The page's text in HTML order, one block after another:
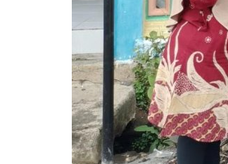
menjadi warisan budaya